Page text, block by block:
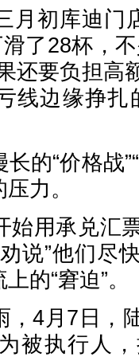
初库迪门
了28杯，
还要负担高
线边缘挣扎
“价格战
力。
用承兑汇
说”他们尽
的“窘迫”。
4月7日，
被执行人